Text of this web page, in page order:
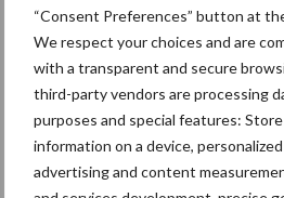
“Consent Preferences” button at
We respect your choices and are
with a transparent and secure
third-party vendors are processing
purposes and special features:
information on a device,
advertising and content
Machines en
gewild